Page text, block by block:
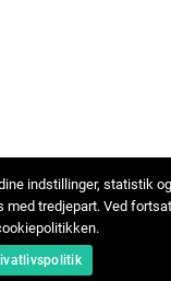
indstillinger, statistik
med tredjepart. Ved